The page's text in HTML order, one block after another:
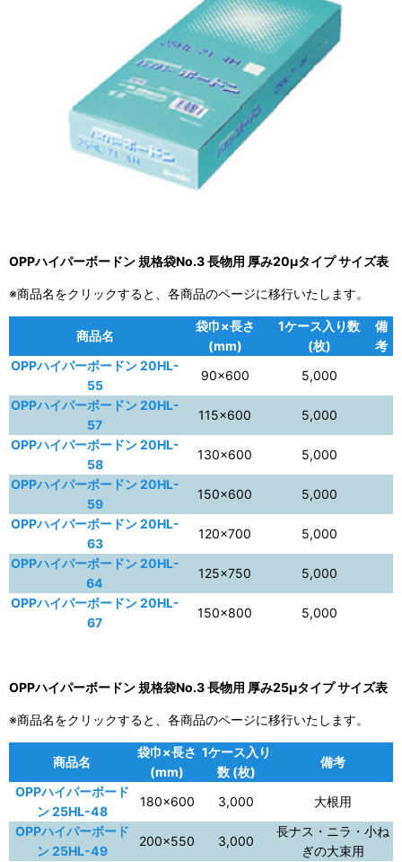
OPPハイパーボードン 規格袋No.3 長物用 厚み20μタイプ サイズ表
※商品名をクリックすると、各商品のページに移行いたします。
商品名
袋巾×長さ
(mm)
1ケース入り数
(枚)
備
考
OPPハイパーボードン 20HL-
55
90×600
5,000
OPPハイパーボードン 20HL-
57
115×600
5,000
OPPハイパーボードン 20HL-
58
130×600
5,000
OPPハイパーボードン 20HL-
59
150×600
5,000
OPPハイパーボードン 20HL-
63
120×700
5,000
OPPハイパーボードン 20HL-
64
125×750
5,000
OPPハイパーボードン 20HL-
67
150×800 5,000
OPPハイパーボードン 規格袋No.3 長物用 厚み25μタイプ サイズ表
※商品名をクリックすると、各商品のページに移行いたします。
商品名
袋巾×長さ
(mm)
1ケース入り
数 (枚)
備考
OPPハイパーボード
ン 25HL-48
180×600 3,000
大根用
OPPハイパーボード
ン 25HL-49
200×550 3,000
長ナス・ニラ・小ね
ぎの大束用